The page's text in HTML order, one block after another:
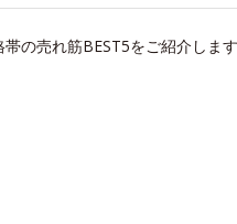
の売れ筋BEST5をご紹介しま